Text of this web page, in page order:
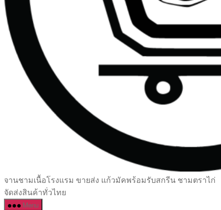
เซรามิค
ครบ
ครัน
จานชามเนื้อโรงแรม ขายส่ง แก้วมัคพร้อมรับสกรีน ชามตราไก่
จัดส่งสินค้าทั่วไทย
Menu